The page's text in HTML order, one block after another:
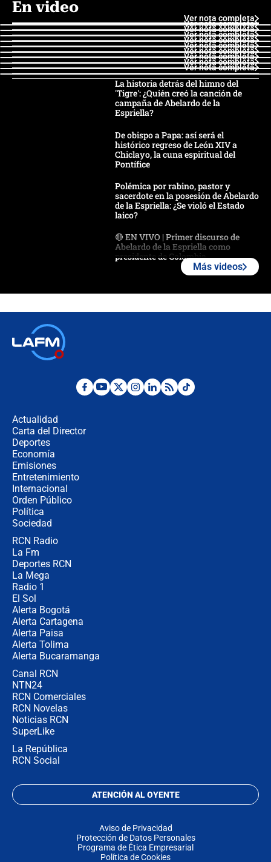
En video
Ver nota completa
Ver nota completa
Ver nota completa
Ver nota completa
Ver nota completa
Ver nota completa
Ver nota completa
Ver nota completa
Ver nota completa
Ver nota completa
La historia detrás del himno del
'Tigre': ¿Quién creó la canción de
campaña de Abelardo de la
Espriella?
De obispo a Papa: así será el
histórico regreso de León XIV a
Chiclayo, la cuna espiritual del
Pontífice
Polémica por rabino, pastor y
sacerdote en la posesión de Abelardo
de la Espriella: ¿Se violó el Estado
laico?
🔴 EN VIVO | Primer discurso de
Abelardo de la Espriella como
presidente de Colombia
Desde dermatitis hasta infecciones:
Más videos
Actualidad
Carta del Director
Deportes
Economía
Emisiones
Entretenimiento
Internacional
Orden Público
Política
Sociedad
RCN Radio
La Fm
Deportes RCN
La Mega
Radio 1
El Sol
Alerta Bogotá
Alerta Cartagena
Alerta Paisa
Alerta Tolima
Alerta Bucaramanga
Canal RCN
NTN24
RCN Comerciales
RCN Novelas
Noticias RCN
SuperLike
La República
RCN Social
ATENCIÓN AL OYENTE
Aviso de Privacidad
Protección de Datos Personales
Programa de Ética Empresarial
Política de Cookies